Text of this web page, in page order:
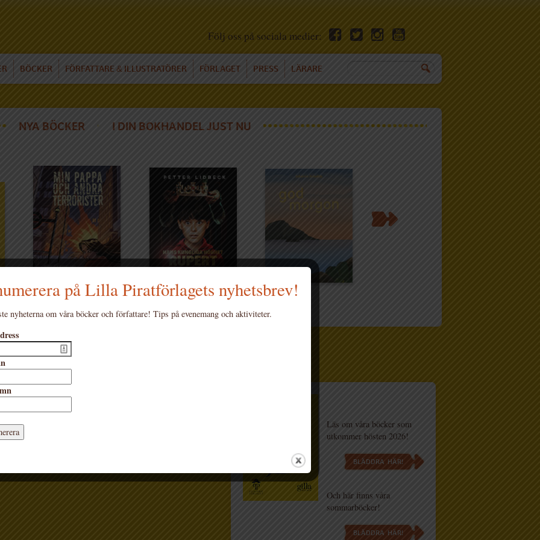
Följ oss på sociala medier:
BÖCKER FÖRFATTARE & ILLUSTRATÖRER FÖRLAGET PRESS LÄRARE
NYA BÖCKER I DIN BOKHANDEL JUST NU
som
och försvann’
roman
storfilm Hundraåringen.
Läs om våra böcker som
utkommer hösten 2026!
BLÄDDRA HÄR!
Och här finns våra
sommarböcker!
BLÄDDRA HÄR!
på Lilla Piratförlagets nyhetsbrev!
nyheterna om våra böcker och författare! Tips på evenemang och aktiviteter.